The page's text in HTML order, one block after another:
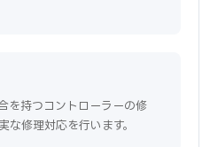
を持つコントローラーの修
な修理対応を行います。